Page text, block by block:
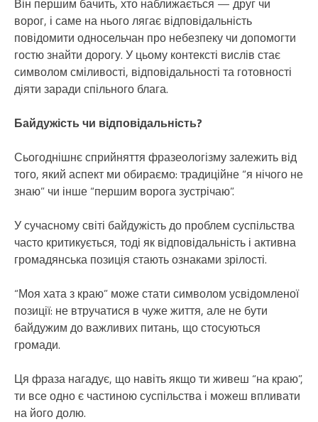
Він першим бачить, хто наближається — друг чи
ворог, і саме на нього лягає відповідальність
повідомити односельчан про небезпеку чи допомогти
гостю знайти дорогу. У цьому контексті вислів стає
символом сміливості, відповідальності та готовності
діяти заради спільного блага.
Байдужість чи відповідальність?
Сьогоднішнє сприйняття фразеологізму залежить від
того, який аспект ми обираємо: традиційне “я нічого не
знаю” чи інше “першим ворога зустрічаю”.
У сучасному світі байдужість до проблем суспільства
часто критикується, тоді як відповідальність і активна
громадянська позиція стають ознаками зрілості.
“Моя хата з краю” може стати символом усвідомленої
позиції: не втручатися в чуже життя, але не бути
байдужим до важливих питань, що стосуються
громади.
Ця фраза нагадує, що навіть якщо ти живеш “на краю”,
ти все одно є частиною суспільства і можеш впливати
на його долю.